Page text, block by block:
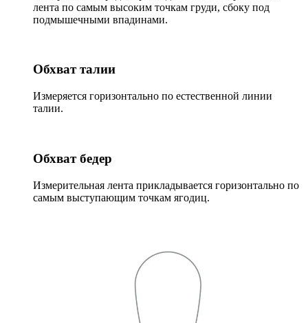
лента по самым высоким точкам груди, сбоку под
подмышечными впадинами.
Обхват талии
Измеряется горизонтально по естественной линии
талии.
Обхват бедер
Измерительная лента прикладывается горизонтально по
самым выступающим точкам ягодиц.